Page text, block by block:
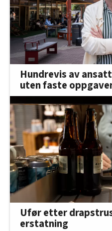
Hundrevis av
uten faste
Ufør etter
erstatning